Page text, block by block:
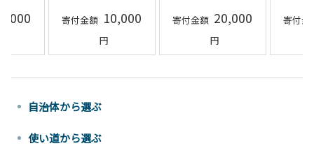
10,000 20,000
自治体から選ぶ
使い道から選ぶ